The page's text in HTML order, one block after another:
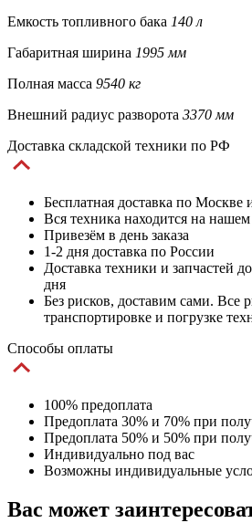
Емкость топливного бака 140 л
Габаритная ширина 1995 мм
Полная масса 9540 кг
Внешний радиус разворота 3370 мм
Доставка складской техники по РФ
Бесплатная доставка по
Вся техника находится на нашем
Привезём в день заказа
1-2 дня доставка по России
Доставка техники и запчастей
дня
Без рисков, доставим сами. Все
транспортировке и погрузке
Способы оплаты
100% предоплата
Предоплата 30% и 70% при
Предоплата 50% и 50% при
Индивидуально под вас
Возможны индивидуальные
Вас может